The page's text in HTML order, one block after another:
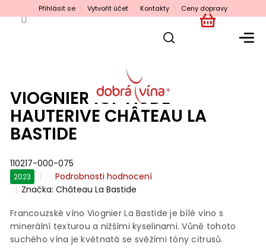
na
Přihlásit se Vytvořit účet Kontakty Ceny dopravy
NÁKUPNÍ
VIOGNIER IGP AUDE
HAUTERIVE CHÂTEAU LA
BASTIDE
110217-000-075
2023
Průměrné
hodnocení
je
0,0
z
5
Podrobnosti hodnocení
Značka:Château La Bastide
Francouzské víno Viognier La Bastide je bílé víno s
minerální texturou a nižšími kyselinami. Vůně tohoto
suchého vína je květnatá se svěžími tóny citrusů.